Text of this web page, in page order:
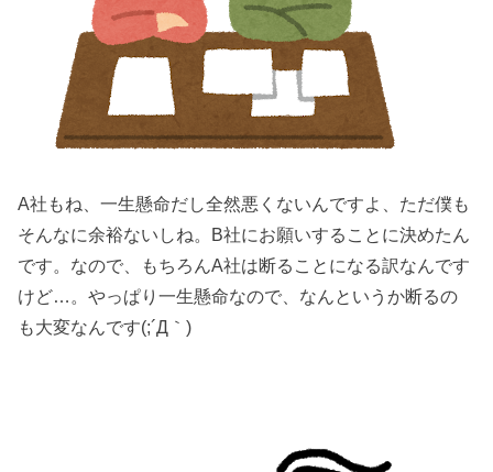
A社もね、一生懸命だし全然悪くないんですよ、ただ僕も
そんなに余裕ないしね。B社にお願いすることに決めたん
です。なので、もちろんA社は断ることになる訳なんです
けど…。やっぱり一生懸命なので、なんというか断るの
も大変なんです(;´Д｀)